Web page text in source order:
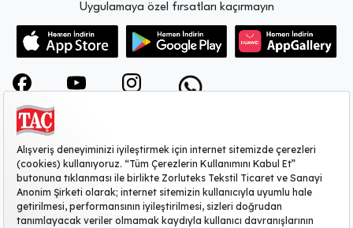
Uygulamaya özel fırsatları kaçırmayın
KURUMSAL
MÜŞTERİ HİZMETLERİ